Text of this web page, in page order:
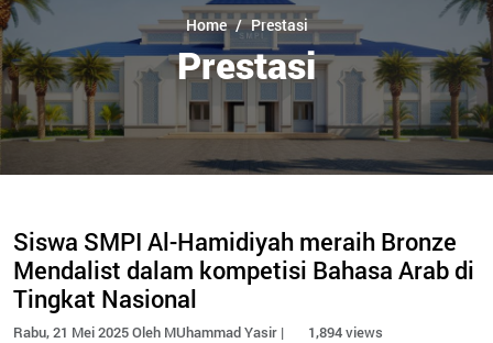
Home Prestasi
Prestasi
Siswa SMPI Al-Hamidiyah meraih Bronze
Mendalist dalam kompetisi Bahasa Arab di
Tingkat Nasional
Rabu, 21 Mei 2025 Oleh MUhammad Yasir | 1,894 views